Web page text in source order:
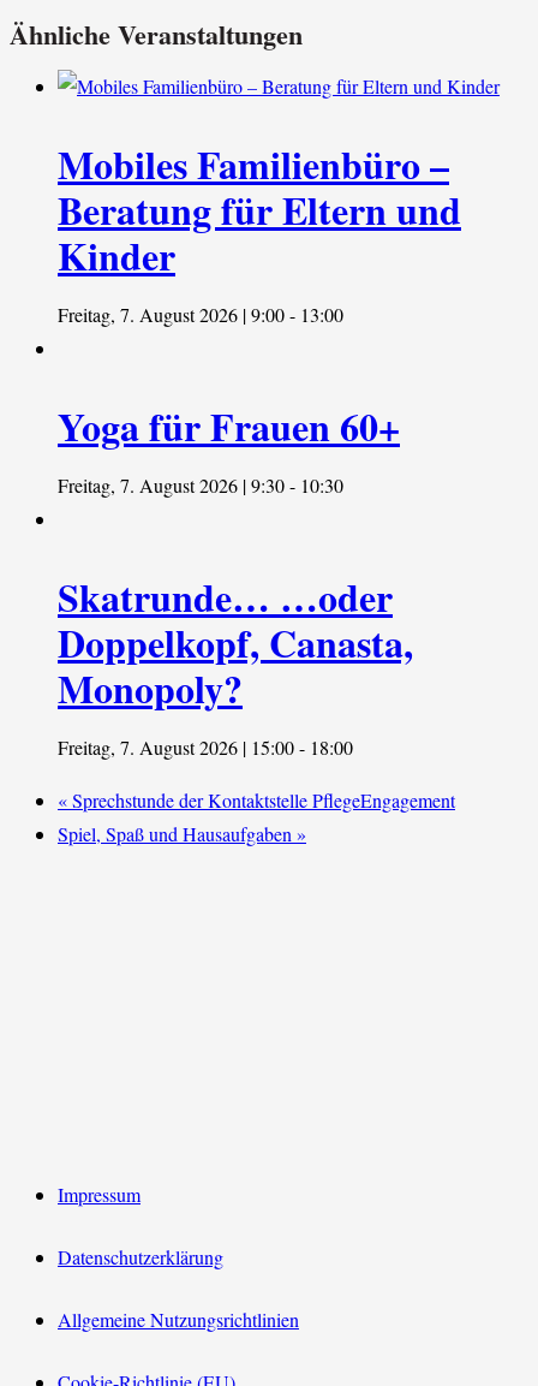
Ähnliche Veranstaltungen
Mobiles Familienbüro –
Beratung für Eltern und
Kinder
Freitag, 7. August 2026 | 9:00- 13:00
Yoga für Frauen 60+
Freitag, 7. August 2026 | 9:30- 10:30
Skatrunde… …oder
Doppelkopf, Canasta,
Monopoly?
Freitag, 7. August 2026 | 15:00- 18:00
«Sprechstunde der Kontaktstelle PflegeEngagement
Spiel, Spaß und Hausaufgaben »
Impressum
Datenschutzerklärung
Allgemeine Nutzungsrichtlinien